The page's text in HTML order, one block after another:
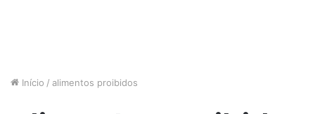
Início / alimentos proibidos